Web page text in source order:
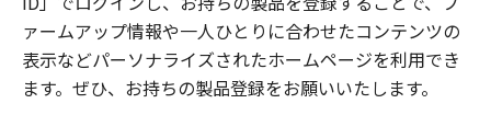
ァームアップ情報や一人ひとりに合わせたコンテンツの
表示などパーソナライズされたホームページを利用でき
ます。ぜひ、お持ちの製品登録をお願いいたします。